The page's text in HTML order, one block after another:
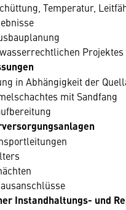
Temperatur,
Projektes
in Abhängigkeit der
mit Sandfang
Instandhaltungs- und